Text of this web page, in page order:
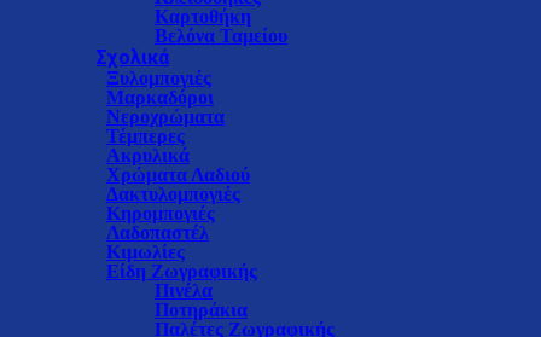
Καρτοθήκη
Βελόνα Ταμείου
Σχολικά
Ξυλομπογιές
Μαρκαδόροι
Νεροχρώματα
Τέμπερες
Ακρυλικά
Χρώματα Λαδιού
Δακτυλομπογιές
Κηρομπογιές
Λαδοπαστέλ
Κιμωλίες
Είδη Ζωγραφικής
Πινέλα
Ποτηράκια
Παλέτες Ζωγραφικής